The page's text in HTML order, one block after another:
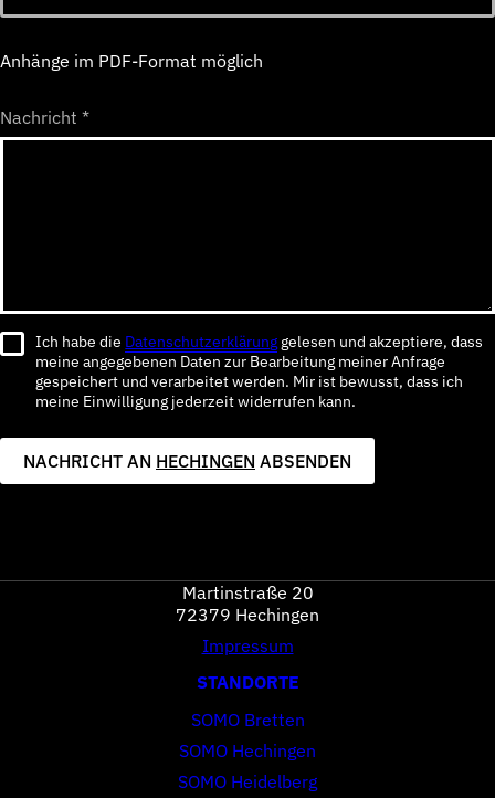
Anhänge im PDF-Format möglich
Nachricht *
Ich habe die Datenschutzerklärung gelesen und akzeptiere, dass
meine angegebenen Daten zur Bearbeitung meiner Anfrage
gespeichert und verarbeitet werden. Mir ist bewusst, dass ich
meine Einwilligung jederzeit widerrufen kann.
NACHRICHT AN HECHINGEN ABSENDEN
Martinstraße 20
72379 Hechingen
Impressum
STANDORTE
SOMO Bretten
SOMO Hechingen
SOMO Heidelberg